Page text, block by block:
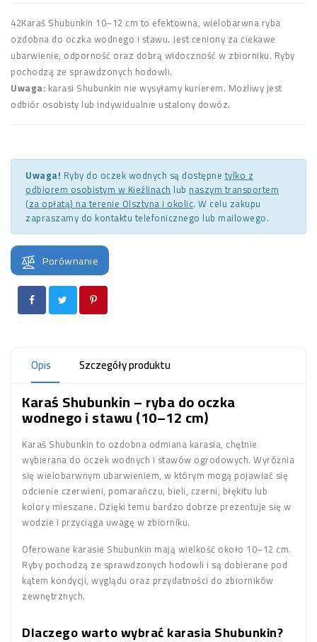
42Karaś Shubunkin 10–12 cm to efektowna, wielobarwna ryba
ozdobna do oczka wodnego i stawu. Jest ceniony za ciekawe
ubarwienie, odporność oraz dobrą widoczność w zbiorniku. Ryby
pochodzą ze sprawdzonych hodowli.
Uwaga: karasi Shubunkin nie wysyłamy kurierem. Możliwy jest
odbiór osobisty lub indywidualnie ustalony dowóz.
Uwaga! Ryby do oczek wodnych są dostępnetylko z
odbiorem osobistym w Kieźlinachlub naszym transportem
(za opłatą) na terenie Olsztyna i okolic. W celu zakupu
zapraszamy do kontaktu telefonicznego lub mailowego.
Porównanie
Opis Szczegóły produktu
Karaś Shubunkin – ryba do oczka
wodnego i stawu (10–12 cm)
Karaś Shubunkin to ozdobna odmiana karasia, chętnie
wybierana do oczek wodnych i stawów ogrodowych. Wyróżnia
się wielobarwnym ubarwieniem, w którym mogą pojawiać się
odcienie czerwieni, pomarańczu, bieli, czerni, błękitu lub
kolory mieszane. Dzięki temu bardzo dobrze prezentuje się w
wodzie i przyciąga uwagę w zbiorniku.
Oferowane karasie Shubunkin mają wielkość około 10–12 cm.
Ryby pochodzą ze sprawdzonych hodowli i są dobierane pod
kątem kondycji, wyglądu oraz przydatności do zbiorników
zewnętrznych.
Dlaczego warto wybrać karasia Shubunkin?